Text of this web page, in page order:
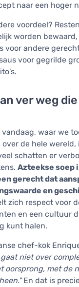
naar een hoger
voordeel?
worden
voor andere
voor gegrilde
ver weg
waar we
de hele wereld,
schatten er
Azteekse soep
gerecht dat
en
zich respect voor
en een cultuur
kunt halen.
chef-kok
niet over
oorsprong, met de
En dat is